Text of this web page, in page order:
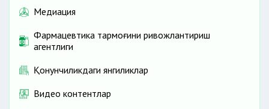
Медиация
Фармацевтика тармоғини ривожлантириш
агентлиги
Қонунчиликдаги янгиликлар
Видео контентлар